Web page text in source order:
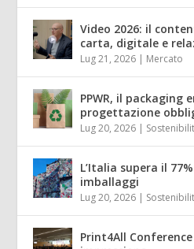
Video 2026: il
carta, digitale e
Lug 21, 2026 | Mercato
PPWR, il packaging
progettazione
Lug 20, 2026 |
L’Italia supera il
imballaggi
Lug 20, 2026 |
Print4All